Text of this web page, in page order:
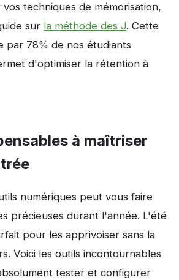
techniques de mémorisation,
sur la méthode des J. Cette
par 78% de nos étudiants
d'optimiser la rétention à
à maîtriser
numériques peut vous faire
précieuses durant l'année. L'été
pour les apprivoiser sans la
Voici les outils incontournables
tester et configurer